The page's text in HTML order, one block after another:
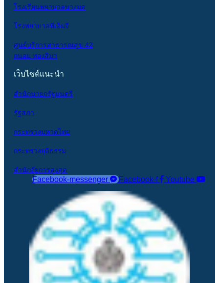
โรงเรียนพยาบาลบางมด
โรงพยาบาลพีเอ็มจี
ศูนย์บริการสาธารณสุข 42
ถนอม ทองสิมา
เว็บไซต์แนะนำ
สำนักนายกรัฐมนตรี
รัฐสภา
กระทรวงมหาดไทย
กระทรวงยุติธรรม
สำนักอัยการสูงสุด
Facebook-messenger Facebook-f Youtube